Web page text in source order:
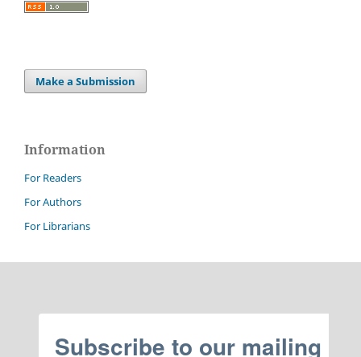
Make a Submission
Information
For Readers
For Authors
For Librarians